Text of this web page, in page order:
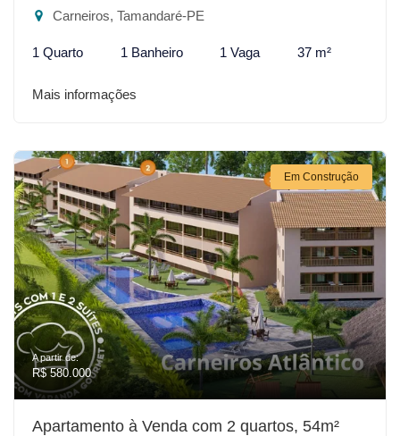
Carneiros, Tamandaré-PE
1 Quarto 1 Banheiro 1 Vaga 37 m²
Mais informações
Em Construção
A partir de:
R$ 580.000
Apartamento à Venda com 2 quartos, 54m²